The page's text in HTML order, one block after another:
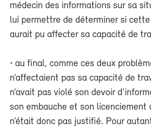
médecin des informations sur sa
lui permettre de déterminer si
aurait pu affecter sa capacité de
• au final, comme ces deux
n’affectaient pas sa capacité de
n’avait pas violé son devoir
son embauche et son licenciement
n’était donc pas justifié. Pour